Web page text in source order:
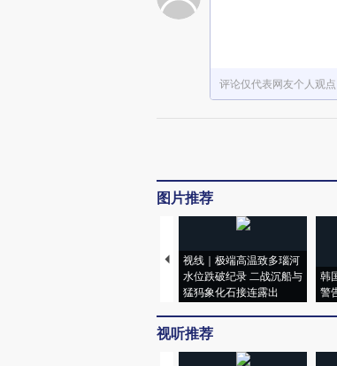
评论仅代表网友个人观
图片推荐
视线｜极端高温致多瑙河
水位跌破纪录 二战沉船与
猛犸象化石接连露出
韩
警
视听推荐